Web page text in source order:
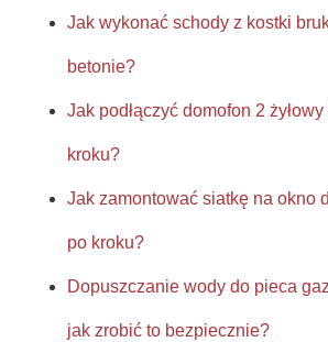
Jak wykonać schody z kostki
betonie?
Jak podłączyć domofon 2
kroku?
Jak zamontować siatkę na okno
po kroku?
Dopuszczanie wody do pieca
jak zrobić to bezpiecznie?